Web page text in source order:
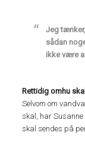
Jeg
sådan
ikke være
Rettidig omhu
Selvom om
skal, har
skal sendes på